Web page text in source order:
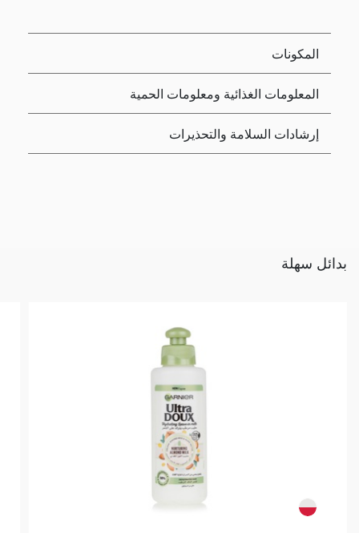
المكونات
المعلومات الغذائية ومعلومات الحمية
إرشادات السلامة والتحذيرات
بدائل سهلة